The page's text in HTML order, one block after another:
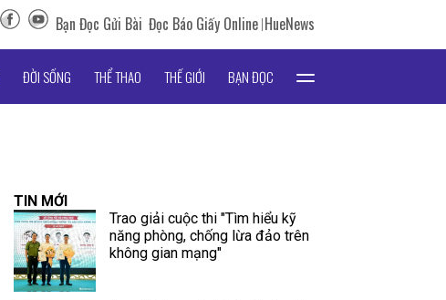
Bạn Đọc Gửi Bài Đọc Báo Giấy Online HueNews
ĐỜI SỐNG THỂ THAO THẾ GIỚI BẠN ĐỌC
TIN MỚI
Trao giải cuộc thi "Tìm hiểu kỹ
năng phòng, chống lừa đảo trên
không gian mạng"